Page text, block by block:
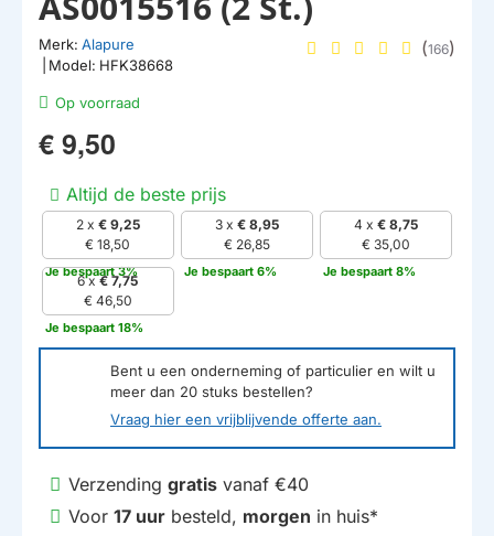
Op voorraad
Merk: Alapure
Model: HFK38668
(166)
€ 9,50
Altijd de beste prijs
2 x € 9,25
€ 18,50
Je bespaart 3%
3 x € 8,95
€ 26,85
Je bespaart 6%
4 x € 8,75
€ 35,00
Je bespaart 8%
6 x€ 7,75
€ 46,50
Je bespaart 18%
Bent u een onderneming of particulier en wilt u
meer dan 20 stuks bestellen?
Vraag hier een vrijblijvende offerte aan.
Verzending gratis vanaf €40
Voor 17 uur besteld, morgen in huis*